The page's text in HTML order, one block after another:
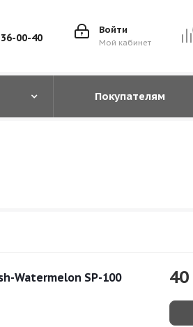
Войти
Мой кабинет
00-40
Покупателям
Watermelon SP-100
40